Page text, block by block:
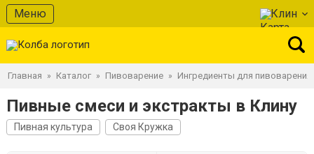
Меню Клин
Главная » Каталог » Пивоварение » Ингредиенты для пивоварения
Пивные смеси и экстракты в Клину
Пивная культура Своя Кружка